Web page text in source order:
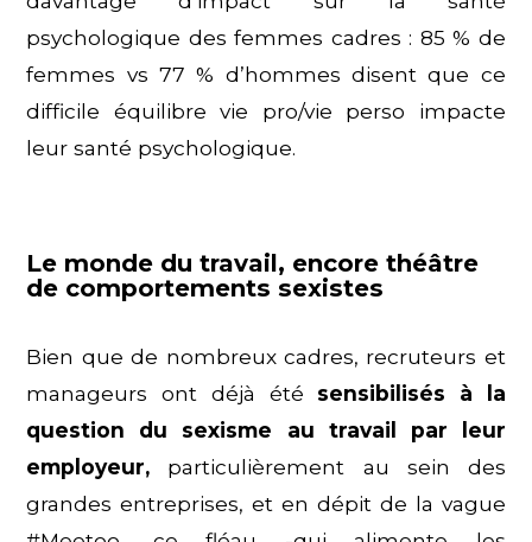
psychologique des femmes cadres : 85 % de
femmes vs 77 % d’hommes disent que ce
difficile équilibre vie pro/vie perso impacte
leur santé psychologique.
Le monde du travail, encore théâtre
de comportements sexistes
Bien que de nombreux cadres, recruteurs et
manageurs ont déjà été sensibilisés à la
question du sexisme au travail par leur
employeur, particulièrement au sein des
grandes entreprises, et en dépit de la vague